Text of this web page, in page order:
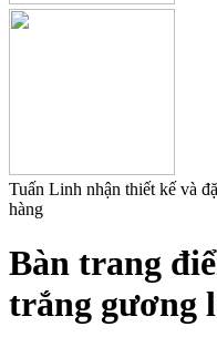
Tuấn Linh nhận thiết kế và
hàng
Bàn trang
trắng gương